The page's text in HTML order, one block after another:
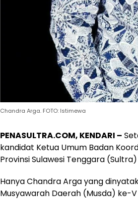
Chandra Arga. FOTO: Istimewa
PENASULTRA.COM, KENDARI –
kandidat Ketua Umum Badan
Provinsi Sulawesi Tenggara (Sultra)
Hanya Chandra Arga yang
Musyawarah Daerah (Musda) ke-